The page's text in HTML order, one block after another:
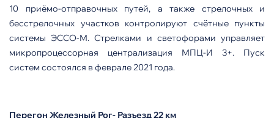
10 приёмо-отправочных путей, а также стрелочных и
бесстрелочных участков контролируют счётные пункты
системы ЭССО-М. Стрелками и светофорами управляет
микропроцессорная централизация МПЦ-И 3+. Пуск
систем состоялся в феврале 2021 года.
Перегон Железный Рог- Разъезд 22 км